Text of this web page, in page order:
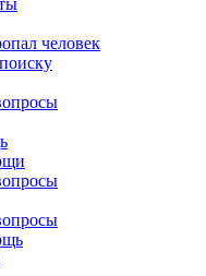
человек